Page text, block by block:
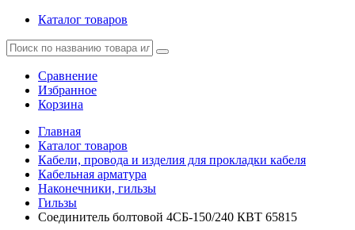
Каталог товаров
Сравнение
Избранное
Корзина
Главная
Каталог товаров
Кабели, провода и изделия для прокладки кабеля
Кабельная арматура
Наконечники, гильзы
Гильзы
Соединитель болтовой 4СБ-150/240 КВТ 65815